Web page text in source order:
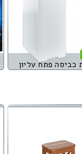
כביסה פתח עליון